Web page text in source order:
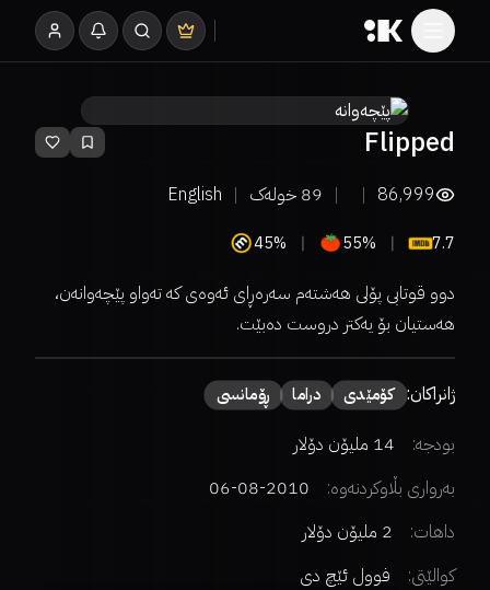
Flipped
86,999
89 خولەک English
7.7
55%
45%
دوو قوتابی پۆلی هەشتەم سەرەڕای ئەوەی کە تەواو پێچەوانەن،
هەستیان بۆ یەکتر دروست دەبێت.
ژانراکان: كۆمێدی دراما ڕۆمانسی
بودجە:
14 ملیۆن دۆلار
بەرواری بڵاوکردنەوە:
2010-08-06
داهات:
2 ملیۆن دۆلار
کوالێتی:
فوول ئێچ دی